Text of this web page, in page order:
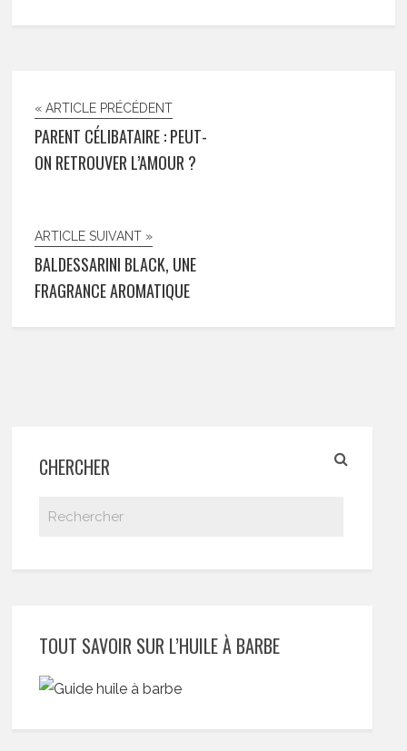
« ARTICLE PRÉCÉDENT
PARENT CÉLIBATAIRE : PEUT-
ON RETROUVER L’AMOUR ?
ARTICLE SUIVANT »
BALDESSARINI BLACK, UNE
FRAGRANCE AROMATIQUE
CHERCHER
TOUT SAVOIR SUR L’HUILE À BARBE